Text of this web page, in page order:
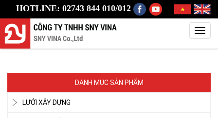
HOTLINE: 02743 844 010/012
DANH MỤC SẢN PHẨM
LƯỚI XÂY DỰNG